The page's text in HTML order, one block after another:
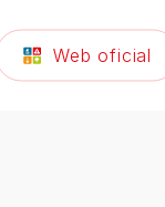
Web oficial